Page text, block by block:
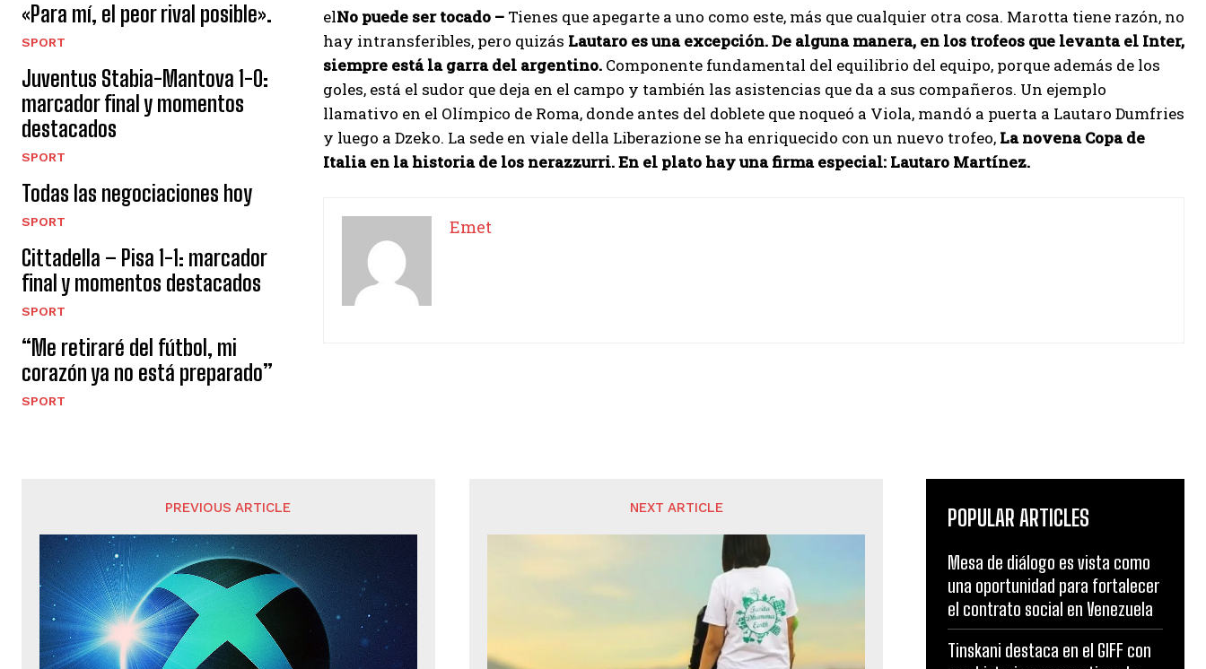
«Para mí, el peor rival posible».
SPORT
Juventus Stabia-Mantova 1-0:
marcador final y momentos
destacados
SPORT
Todas las negociaciones hoy
SPORT
Cittadella – Pisa 1-1: marcador
final y momentos destacados
SPORT
“Me retiraré del fútbol, ​​mi
corazón ya no está preparado”
SPORT
elNo puede ser tocado – Tienes que apegarte a uno como este, más que cualquier otra cosa. Marotta tiene razón, no
hay intransferibles, pero quizás Lautaro es una excepción. De alguna manera, en los trofeos que levanta el Inter,
siempre está la garra del argentino. Componente fundamental del equilibrio del equipo, porque además de los
goles, está el sudor que deja en el campo y también las asistencias que da a sus compañeros. Un ejemplo
llamativo en el Olímpico de Roma, donde antes del doblete que noqueó a Viola, mandó a puerta a Lautaro Dumfries
y luego a Dzeko. La sede en viale della Liberazione se ha enriquecido con un nuevo trofeo, La novena Copa de
Italia en la historia de los nerazzurri. En el plato hay una firma especial: Lautaro Martínez.
Emet
PREVIOUS ARTICLE NEXT ARTICLE POPULAR ARTICLES
Mesa de diálogo es vista como
una oportunidad para fortalecer
el contrato social en Venezuela
Tinskani destaca en el GIFF con